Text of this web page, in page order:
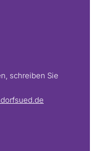
schreiben Sie